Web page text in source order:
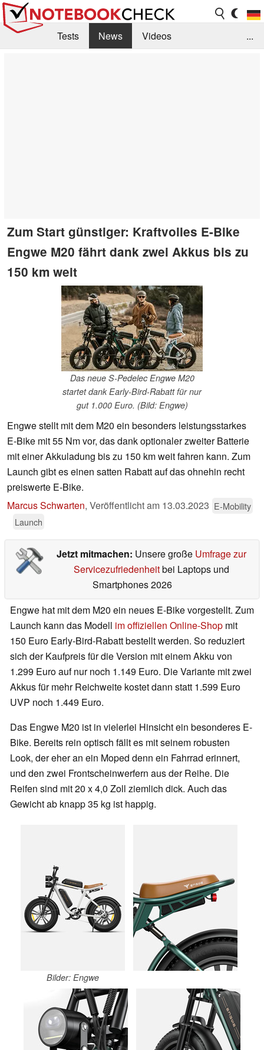
Tests News
Videos
...
Zum Start günstiger: Kraftvolles E-Bike
Engwe M20 fährt dank zwei Akkus bis zu
150 km weit
Das neue S-Pedelec Engwe M20
startet dank Early-Bird-Rabatt für nur
gut 1.000 Euro. (Bild: Engwe)
Engwe stellt mit dem M20 ein besonders leistungsstarkes
E-Bike mit 55 Nm vor, das dank optionaler zweiter Batterie
mit einer Akkuladung bis zu 150 km weit fahren kann. Zum
Launch gibt es einen satten Rabatt auf das ohnehin recht
preiswerte E-Bike.
Marcus Schwarten, Veröffentlicht am 13.03.2023 E-Mobility
Launch
Jetzt mitmachen: Unsere große Umfrage zur
Servicezufriedenheitbei Laptops und
Smartphones 2026
Engwe hat mit dem M20 ein neues E-Bike vorgestellt. Zum
Launch kann das Modell im offiziellen Online-Shop mit
150 Euro Early-Bird-Rabatt bestellt werden. So reduziert
sich der Kaufpreis für die Version mit einem Akku von
1.299 Euro auf nur noch 1.149 Euro. Die Variante mit zwei
Akkus für mehr Reichweite kostet dann statt 1.599 Euro
UVP noch 1.449 Euro.
Das Engwe M20 ist in vielerlei Hinsicht ein besonderes E-
Bike. Bereits rein optisch fällt es mit seinem robusten
Look, der eher an ein Moped denn ein Fahrrad erinnert,
und den zwei Frontscheinwerfern aus der Reihe. Die
Reifen sind mit 20 x 4,0 Zoll ziemlich dick. Auch das
Gewicht ab knapp 35 kg ist happig.
Bilder: Engwe